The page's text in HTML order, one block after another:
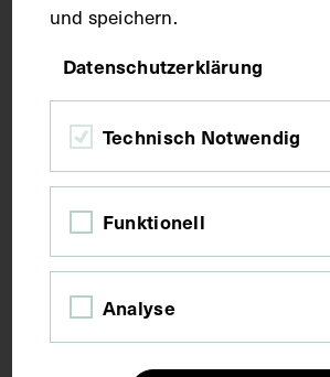
Fotografie
Maße
Bildmaß 10,2 x 14,5 cm
Fotografie: Friedl Murauer, Innsbruck.
und speichern.
Datenschutzerklärung
Technisch Notwendig
Funktionell
Analyse